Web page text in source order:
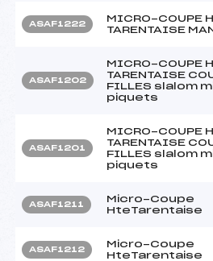
ASAF1222
MICRO-COUPE
TARENTAISE
ASAF1202
MICRO-COUPE
TARENTAISE
FILLES slalom
piquets
ASAF1201
MICRO-COUPE
TARENTAISE
FILLES slalom
piquets
ASAF1211
Micro-Coupe
HteTarentaise
ASAF1212
Micro-Coupe
HteTarentaise